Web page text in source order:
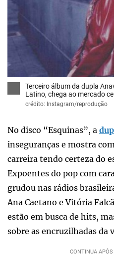
Terceiro álbum da dupla
Latino, chega ao mercado
crédito: Instagram/reprodução
No disco “Esquinas”, a
inseguranças e mostra
carreira tendo certeza do
Expoentes do pop com
grudou nas rádios
Ana Caetano e Vitória
estão em busca de hits,
sobre as encruzilhadas da